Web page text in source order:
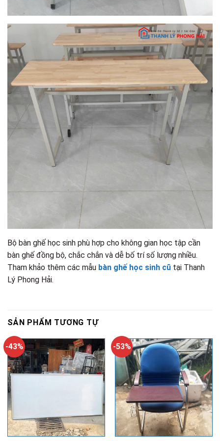
Bộ bàn ghế học sinh phù hợp cho không gian học tập cần
bàn ghế đồng bộ, chắc chắn và dễ bố trí số lượng nhiều.
Tham khảo thêm các mẫu bàn ghế học sinh cũ tại Thanh
Lý Phong Hải.
SẢN PHẨM TƯƠNG TỰ
-43% -53%